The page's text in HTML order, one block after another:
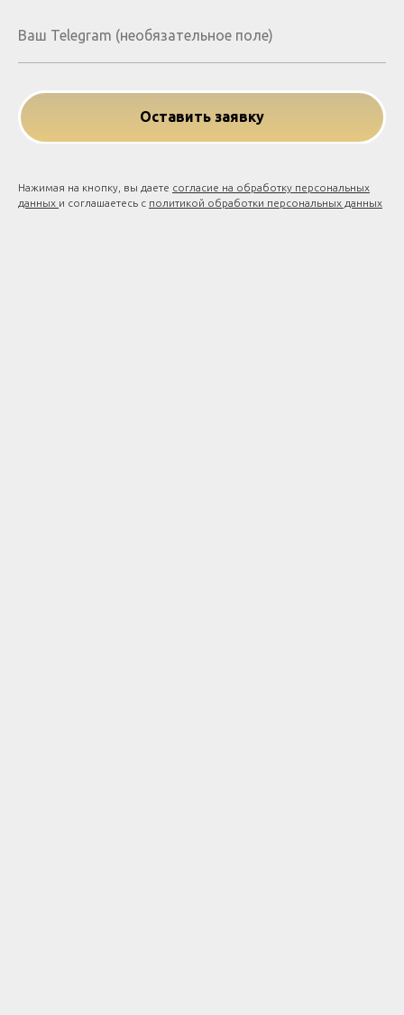
Оставить заявку
Нажимая на кнопку, вы даете согласие на обработку персональных
данных и соглашаетесь c политикой обработки персональных данных